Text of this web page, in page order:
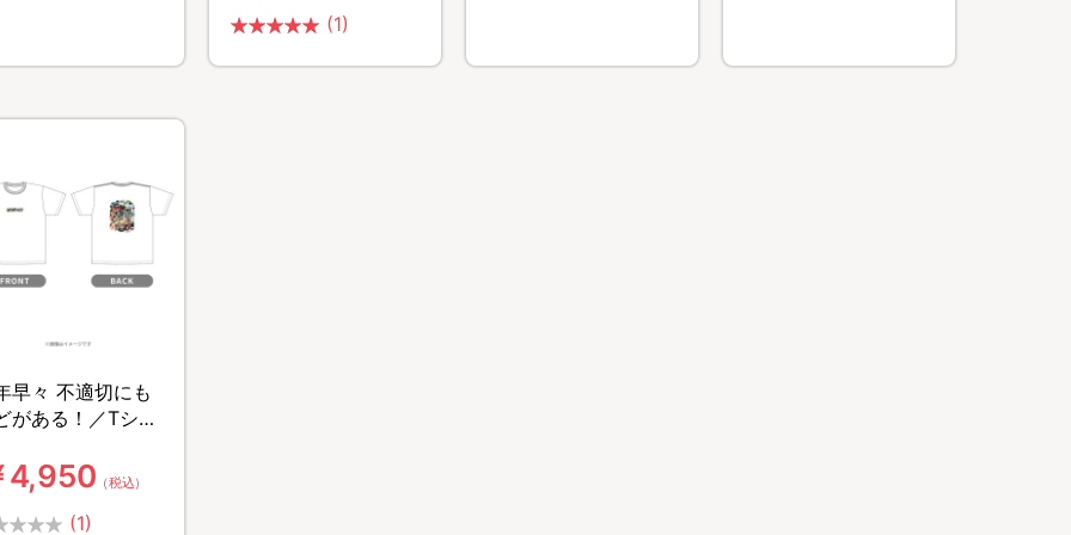
(1)
早々 不適切にも
がある！／Tシャ
4,950 （税込）
(1)